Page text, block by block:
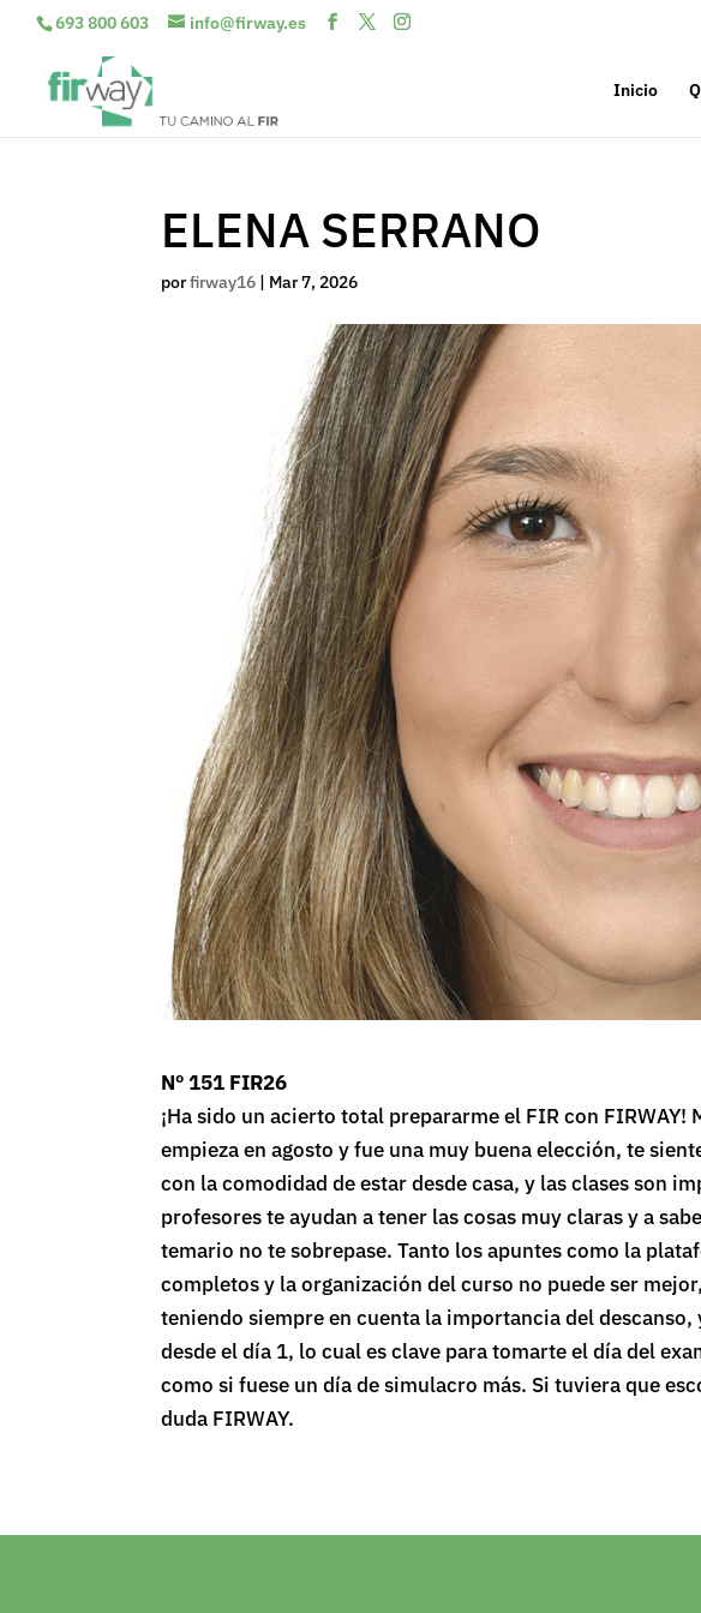
693 800 603 info@firway.es
Inicio
ELENA SERRANO
porfirway16 | Mar 7, 2026
Nº 151 FIR26
¡Ha sido un acierto total prepararme el FIR con
empieza en agosto y fue una muy buena elección, te
con la comodidad de estar desde casa, y las clases son
profesores te ayudan a tener las cosas muy claras y a
temario no te sobrepase. Tanto los apuntes como la
completos y la organización del curso no puede ser
teniendo siempre en cuenta la importancia del
desde el día 1, lo cual es clave para tomarte el día del
como si fuese un día de simulacro más. Si tuviera que
duda FIRWAY.